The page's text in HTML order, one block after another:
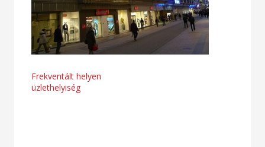
Bejegyzés
Frekventált helyen
üzlethelyiség